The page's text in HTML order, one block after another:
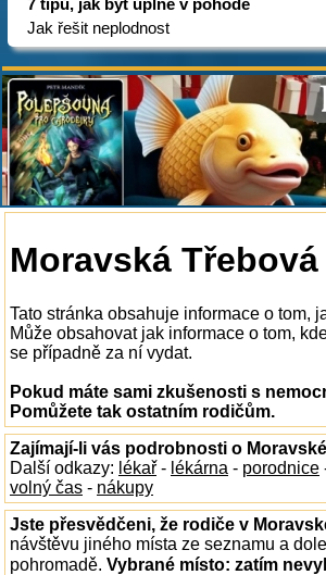
7 tipů, jak být úplně v pohodě
Jak řešit neplodnost
Moravská
Tato stránka obsahuje informace o tom,
Může obsahovat jak informace o tom,
se případně za ní vydat.
Pokud máte sami zkušenosti s
Pomůžete tak ostatním rodičům.
Zajímají-li vás podrobnosti o
Další odkazy: lékař - lékárna - porodnice
volný čas - nákupy
Jste přesvědčeni, že rodiče v
návštěvu jiného místa ze seznamu a
pohromadě. Vybrané místo: zatím